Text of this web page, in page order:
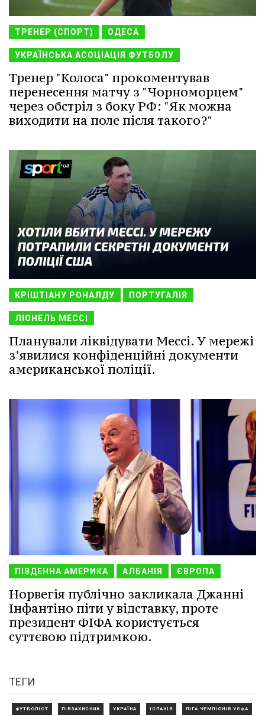
ТРЕНЕР (СПОРТ) ОДЕСА
УКРАЇНСЬКА АСОЦІАЦІЯ ФУТБОЛУ
Тренер "Колоса" прокоментував
перенесення матчу з "Чорноморцем"
через обстріл з боку РФ: "Як можна
виходити на поле після такого?"
КРІШТІАНУ РОНАЛДУ ПОРТУГАЛІЯ
ЛІОНЕЛЬ МЕССІ
Планували ліквідувати Мессі. У мережі
з’явилися конфіденційні документи
американської поліції.
ПІВДЕННА АМЕРИКА АЛБАНІЯ ЄВРОПА
Норвегія публічно закликала Джанні
Інфантіно піти у відставку, проте
президент ФІФА користується
суттєвою підтримкою.
ТЕГИ
ФУТБОЛІСТ ПІВЗАХИСНИК УКРАЇНА ІСПАНІЯ ЛІГА ЧЕМПІОНІВ УЄФА